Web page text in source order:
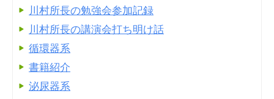
川村所長の勉強会参加記録
川村所長の講演会打ち明け話
循環器系
書籍紹介
泌尿器系